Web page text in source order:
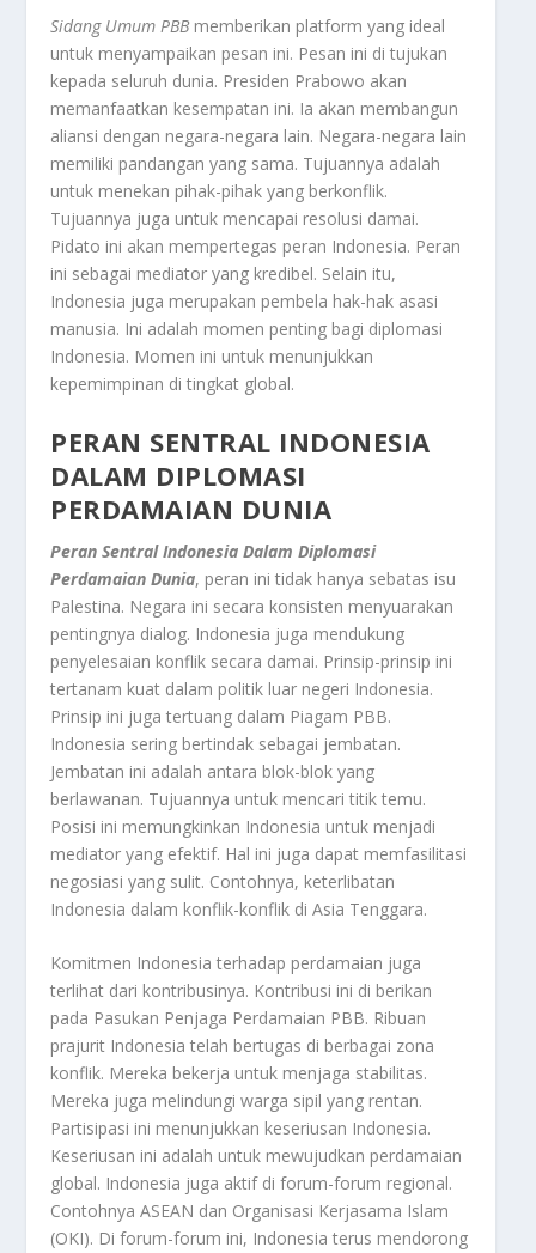
Sidang Umum PBB memberikan platform yang ideal
untuk menyampaikan pesan ini. Pesan ini di tujukan
kepada seluruh dunia. Presiden Prabowo akan
memanfaatkan kesempatan ini. Ia akan membangun
aliansi dengan negara-negara lain. Negara-negara lain
memiliki pandangan yang sama. Tujuannya adalah
untuk menekan pihak-pihak yang berkonflik.
Tujuannya juga untuk mencapai resolusi damai.
Pidato ini akan mempertegas peran Indonesia. Peran
ini sebagai mediator yang kredibel. Selain itu,
Indonesia juga merupakan pembela hak-hak asasi
manusia. Ini adalah momen penting bagi diplomasi
Indonesia. Momen ini untuk menunjukkan
kepemimpinan di tingkat global.
PERAN SENTRAL INDONESIA
DALAM DIPLOMASI
PERDAMAIAN DUNIA
Peran Sentral Indonesia Dalam Diplomasi
Perdamaian Dunia, peran ini tidak hanya sebatas isu
Palestina. Negara ini secara konsisten menyuarakan
pentingnya dialog. Indonesia juga mendukung
penyelesaian konflik secara damai. Prinsip-prinsip ini
tertanam kuat dalam politik luar negeri Indonesia.
Prinsip ini juga tertuang dalam Piagam PBB.
Indonesia sering bertindak sebagai jembatan.
Jembatan ini adalah antara blok-blok yang
berlawanan. Tujuannya untuk mencari titik temu.
Posisi ini memungkinkan Indonesia untuk menjadi
mediator yang efektif. Hal ini juga dapat memfasilitasi
negosiasi yang sulit. Contohnya, keterlibatan
Indonesia dalam konflik-konflik di Asia Tenggara.
Komitmen Indonesia terhadap perdamaian juga
terlihat dari kontribusinya. Kontribusi ini di berikan
pada Pasukan Penjaga Perdamaian PBB. Ribuan
prajurit Indonesia telah bertugas di berbagai zona
konflik. Mereka bekerja untuk menjaga stabilitas.
Mereka juga melindungi warga sipil yang rentan.
Partisipasi ini menunjukkan keseriusan Indonesia.
Keseriusan ini adalah untuk mewujudkan perdamaian
global. Indonesia juga aktif di forum-forum regional.
Contohnya ASEAN dan Organisasi Kerjasama Islam
(OKI). Di forum-forum ini, Indonesia terus mendorong